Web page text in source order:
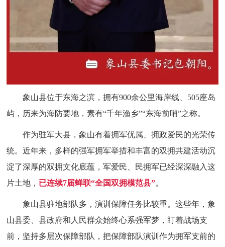
象山县位于东海之滨，拥有900余公里海岸线、505座岛
屿，历来为海防要地，素有“千年渔乡”“东海前哨”之称。
作为驻军大县，象山有着拥军优属、拥政爱民的光荣传
统。近年来，多样的强军拥军举措和丰富的双拥共建活动沉
淀了深厚的双拥文化底蕴，军爱民、民拥军已经深深融入这
片土地， 已连续7届蝉联“全国双拥模范县”。
象山县驻地部队多，演训保障任务比较重。这些年，象
山县委、县政府和人民群众始终心系强军梦，盯着战场支
前，坚持多层次保障部队，把保障部队演训作为拥军支前的